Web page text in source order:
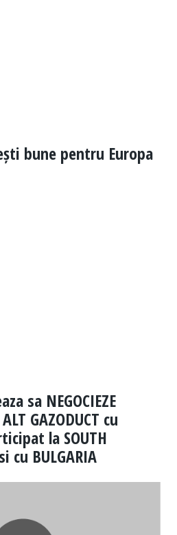
bune pentru Europa
sa NEGOCIEZE
GAZODUCT cu
la SOUTH
cu BULGARIA